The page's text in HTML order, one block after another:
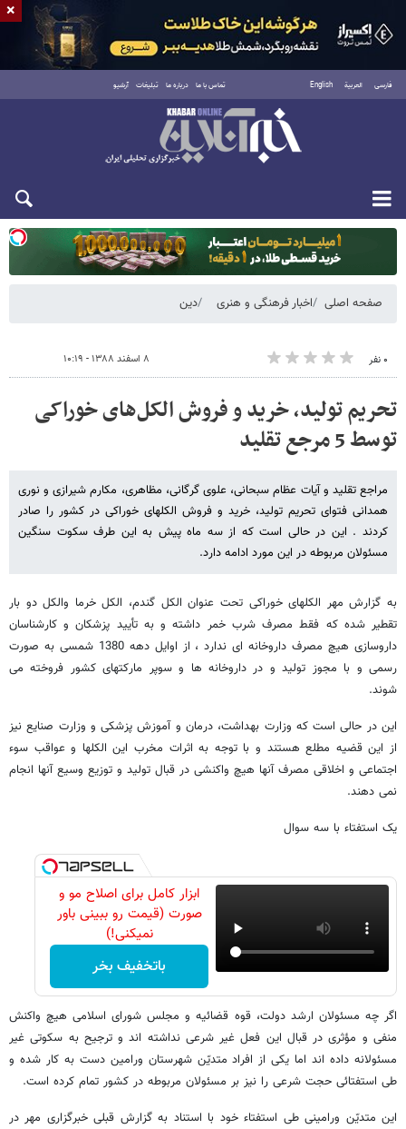
فارسی العربية English تماس با ما درباره ما تبلیغات آرشیو
دوشنبه ۱۹ مرداد ۱۴۰۵
صفحه اصلی اخبار فرهنگی و هنری دین
۰ نفر ۸ اسفند ۱۳۸۸ - ۱۰:۱۹
تحریم تولید، خرید و فروش الکل‌های خوراکی
توسط 5 مرجع تقلید
مراجع تقلید و آیات عظام سبحانی، علوی گرگانی، مظاهری، مکارم شیرازی و نوری
همدانی فتوای تحریم تولید، خرید و فروش الکلهای خوراکی در کشور را صادر
کردند . این در حالی است که از سه ماه پیش به این طرف سکوت سنگین
مسئولان مربوطه در این مورد ادامه دارد.
به گزارش مهر الکلهای خوراکی تحت عنوان الکل گندم، الکل خرما والکل دو بار
تقطیر شده که فقط مصرف شرب خمر داشته و به تأیید پزشکان و کارشناسان
داروسازی هیچ مصرف داروخانه ای ندارد ، از اوایل دهه 1380 شمسی به صورت
رسمی و با مجوز تولید و در داروخانه ها و سوپر مارکتهای کشور فروخته می
شوند.
این در حالی است که وزارت بهداشت، درمان و آموزش پزشکی و وزارت صنایع نیز
از این قضیه مطلع هستند و با توجه به اثرات مخرب این الکلها و عواقب سوء
اجتماعی و اخلاقی مصرف آنها هیچ واکنشی در قبال تولید و توزیع وسیع آنها انجام
نمی دهند.
یک استفتاء با سه سوال
ابزار کامل برای اصلاح مو و
صورت (قیمت رو ببینی باور
نمیکنی!)
باتخفیف بخر
اگر چه مسئولان ارشد دولت، قوه قضائیه و مجلس شورای اسلامی هیچ واکنش
منفی و مؤثری در قبال این فعل غیر شرعی نداشته اند و ترجیح به سکوتی غیر
مسئولانه داده اند اما یکی از افراد متدیّن شهرستان ورامین دست به کار شده و
طی استفتائی حجت شرعی را نیز بر مسئولان مربوطه در کشور تمام کرده است.
این متدیّن ورامینی طی استفتاء خود با استناد به گزارش قبلی خبرگزاری مهر در
×